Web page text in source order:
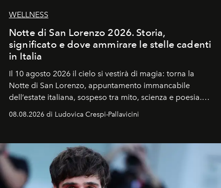
WELLNESS
Notte di San Lorenzo 2026. Storia,
significato e dove ammirare le stelle cadenti
in Italia
Il 10 agosto 2026 il cielo si vestirà di magia: torna la
Notte di San Lorenzo, appuntamento immancabile
dell’estate italiana, sospeso tra mito, scienza e poesia.
Sarà il momento in cui gli occhi si alzano verso la volta
celeste per seguire il passaggio delle
all’universo i desideri più segreti
08.08.2026 di Ludovica Crespi-Pallavicini